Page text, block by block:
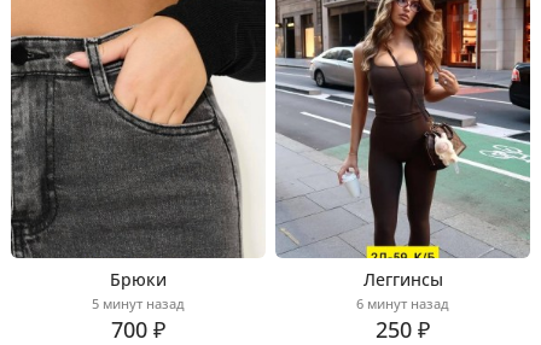
Брюки
5 минут назад
700 ₽
Леггинсы
6 минут назад
250 ₽